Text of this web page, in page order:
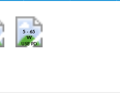
5 - 65
W
USB PD